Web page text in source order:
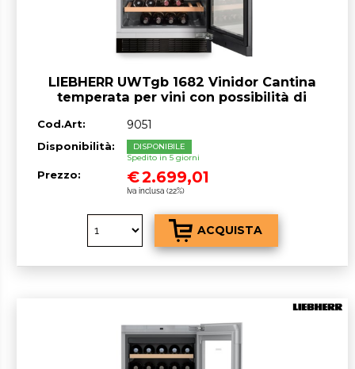
LIEBHERR UWTgb 1682 Vinidor Cantina
temperata per vini con possibilità di
Cod.Art: 9051
Disponibilità:
DISPONIBILE
Spedito in 5 giorni
Prezzo: €2.699,01
Iva inclusa (22%)